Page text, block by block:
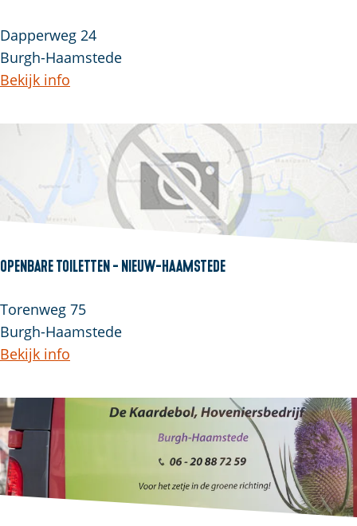
Dapperweg 24
Burgh-Haamstede
Bekijk info
Openbare Toiletten - Nieuw-Haamstede
Torenweg 75
Burgh-Haamstede
Bekijk info